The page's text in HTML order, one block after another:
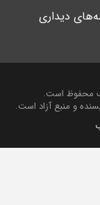
دیداری
محفوظ است.
و منبع آزاد است.